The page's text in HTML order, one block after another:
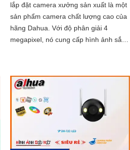
lắp đặt camera xưởng sản xuất là một
sản phẩm camera chất lượng cao của
hãng Dahua. Với độ phân giải 4
megapixel, nó cung cấp hình ảnh sắc